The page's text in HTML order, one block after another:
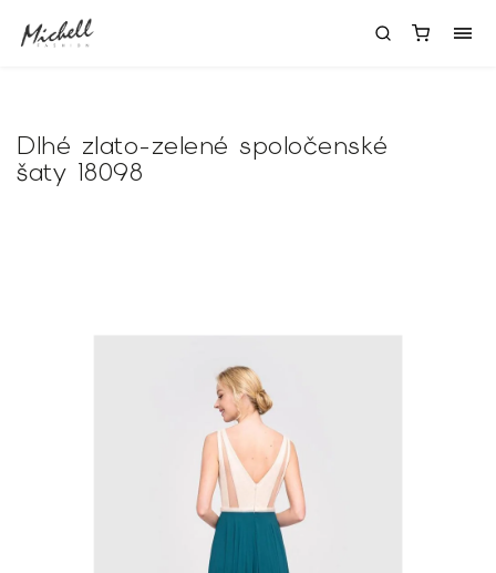
Dlhé zlato-zelené spoločenské
šaty 18098